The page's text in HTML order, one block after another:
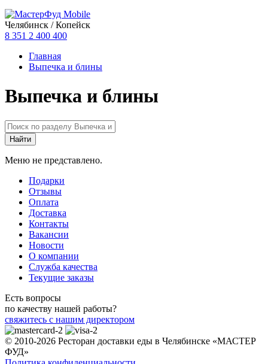
Челябинск / Копейск
8 351 2 400 400
Главная
Выпечка и блины
Выпечка и блины
Меню не представлено.
Подарки
Отзывы
Оплата
Доставка
Контакты
Вакансии
Новости
О компании
Служба качества
Текущие заказы
Есть вопросы
по качеству нашей работы?
свяжитесь с нашим директором
© 2010-2026 Ресторан доставки еды в Челябинске «МАСТЕР
ФУД»